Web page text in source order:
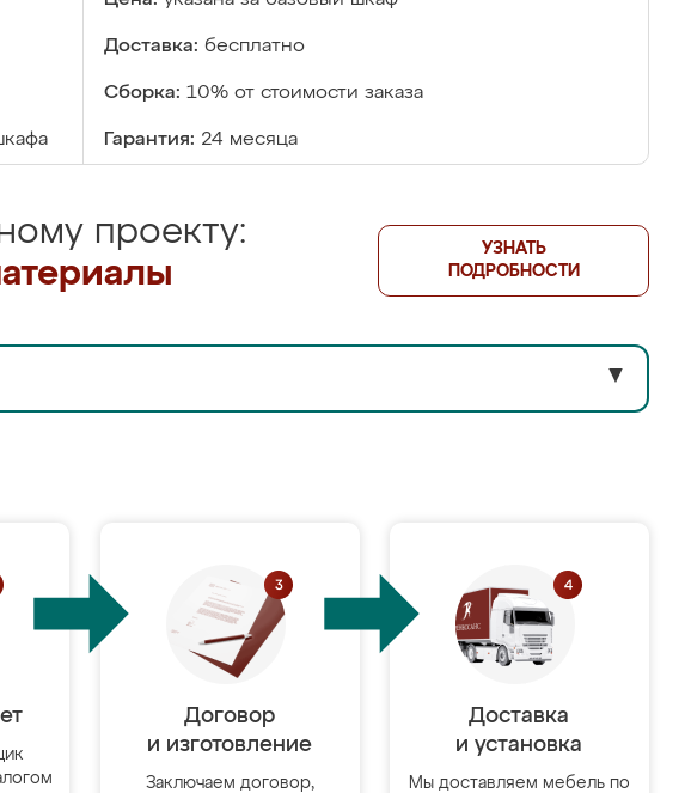
Доставка: бесплатно
Сборка: 10% от стоимости заказа
Гарантия: 24 месяца
проекту:
УЗНАТЬ
ПОДРОБНОСТИ
▼
Договор
и изготовление
Заключаем договор,
Доставка
и установка
Мы доставляем мебель по